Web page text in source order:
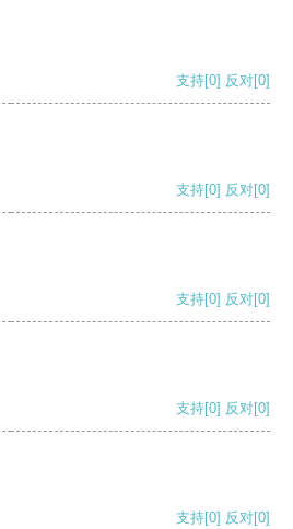
支持[0] 反对[0]
支持[0] 反对[0]
支持[0] 反对[0]
支持[0] 反对[0]
支持[0] 反对[0]